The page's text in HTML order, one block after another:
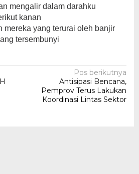
mengalir dalam darahku
kanan
mereka yang terurai oleh banjir
tersembunyi
Pos berikutnya
Antisipasi Bencana,
Pemprov Terus Lakukan
Koordinasi Lintas Sektor